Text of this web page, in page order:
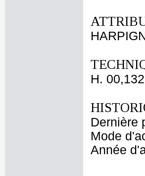
H.
Dernière
Mode
Année